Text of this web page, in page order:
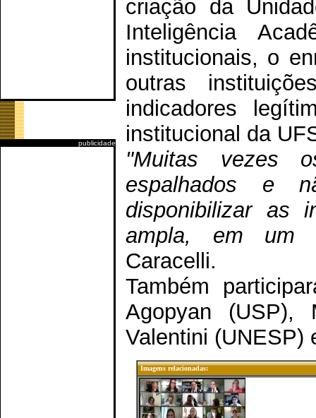
publicidade
criação da
Inteligência
institucionais, o
outras
indicadores
institucional da
"Muitas vezes
espalhados e
disponibilizar as
ampla, em um
Caracelli.
Também
Agopyan (USP),
Valentini (UNESP)
Imagens relacionadas: